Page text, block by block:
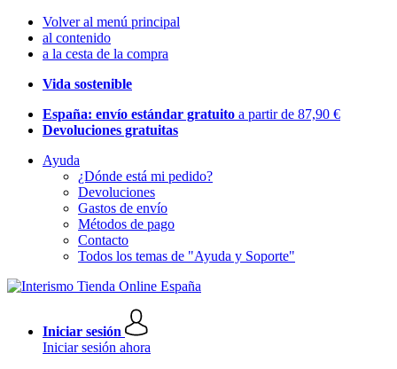
Volver al menú principal
al contenido
a la cesta de la compra
Vida sostenible
España: envío estándar gratuito a partir de 87,90 €
Devoluciones gratuitas
Ayuda
¿Dónde está mi pedido?
Devoluciones
Gastos de envío
Métodos de pago
Contacto
Todos los temas de "Ayuda y Soporte"
Iniciar sesión
Iniciar sesión ahora